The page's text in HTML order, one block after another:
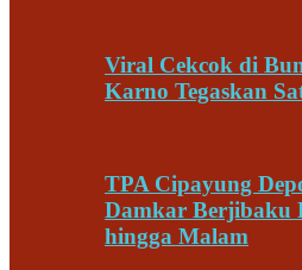
Viral Cekcok di
Karno Tegaskan
TPA Cipayung
Damkar Berjibaku
hingga Malam